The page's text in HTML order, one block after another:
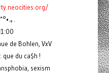
｡.
de Bohlen, VxV
que du ca$h !
sexism